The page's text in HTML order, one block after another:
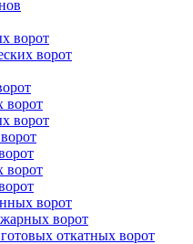
ворот
ворот
ворот
ворот
ворот
ворот
ворот
откатных ворот